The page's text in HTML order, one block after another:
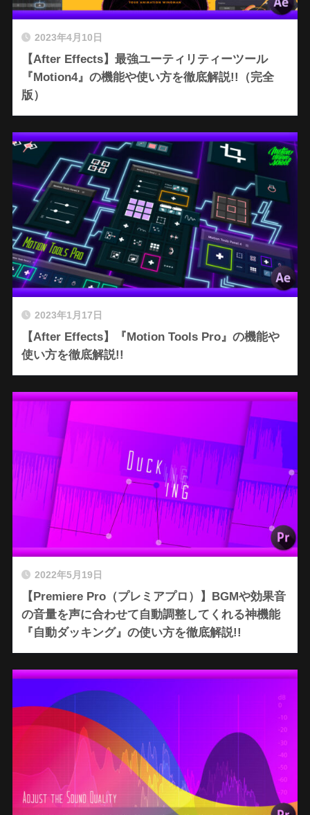
2023年4月10日
【After Effects】最強ユーティリティーツール
『Motion4』の機能や使い方を徹底解説!!（完全
版）
2023年1月17日
【After Effects】『Motion Tools Pro』の機能や
使い方を徹底解説!!
2022年5月19日
【Premiere Pro（プレミアプロ）】BGMや効果音
の音量を声に合わせて自動調整してくれる神機能
『自動ダッキング』の使い方を徹底解説!!